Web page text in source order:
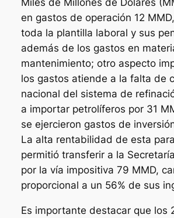
en gastos de operación 12
toda la plantilla laboral y sus
además de los gastos en
mantenimiento; otro aspecto
los gastos atiende a la falta de
nacional del sistema de
a importar petrolíferos por 31
se ejercieron gastos de
La alta rentabilidad de esta
permitió transferir a la
por la vía impositiva 79 MMD,
proporcional a un 56% de sus
Es importante destacar que los